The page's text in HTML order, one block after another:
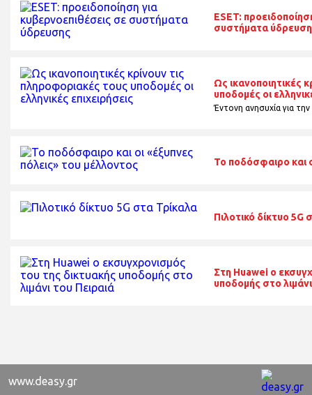
ΕSET:
συστήματα
Ως ικανοποιητικές
υποδομές οι
Έντονη ανησυχία για
Το ποδόσφαιρο και
Πιλοτικό δίκτυο 5G
Στη Huawei ο
υποδομής στο
www.deasy.gr